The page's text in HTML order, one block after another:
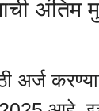
अंतिम
अर्ज